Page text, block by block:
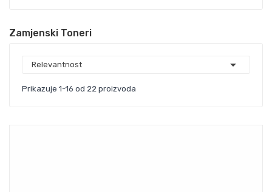
Zamjenski Toneri
Relevantnost 
Prikazuje 1-16 od 22 proizvoda